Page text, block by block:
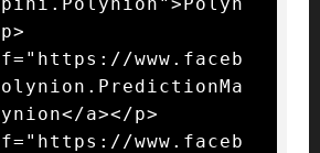
www.faceb
a></p>
www.faceb